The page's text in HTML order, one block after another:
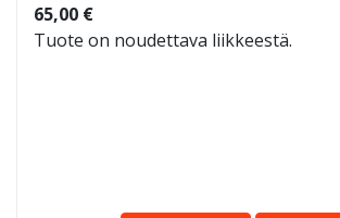
65,00 €
Tuote on noudettava liikkeestä.